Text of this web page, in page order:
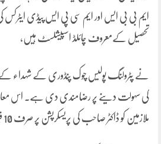
ایم بی بی ایس اور ایم سی پی ایس پیڈی ایٹرکس
تحصیل کےمعروف چائلڈ اسپیشلسٹ ہیں،
نے پٹرولنگ پولیس چوک پنڈوری کے شہداء
کی سہولت دینے پر رضامندی دی ہے۔ اس
ملازمین کو ڈاکٹر صاحب کی پریسکرپشن پر صرف 10 فیصد فیس ادا کرنی ہوگی۔